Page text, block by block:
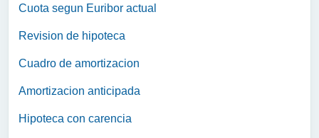
Cuota segun Euribor actual
Revision de hipoteca
Cuadro de amortizacion
Amortizacion anticipada
Hipoteca con carencia